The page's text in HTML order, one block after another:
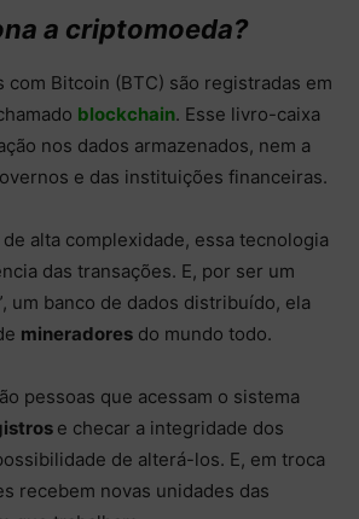
a criptomoeda?
com Bitcoin (BTC) são registradas em
blockchain. Esse livro-caixa
nos dados armazenados, nem a
e das instituições financeiras.
alta complexidade, essa tecnologia
das transações. E, por ser um
um banco de dados distribuído, ela
mineradores do mundo todo.
pessoas que acessam o sistema
e checar a integridade dos
de alterá-los. E, em troca
recebem novas unidades das